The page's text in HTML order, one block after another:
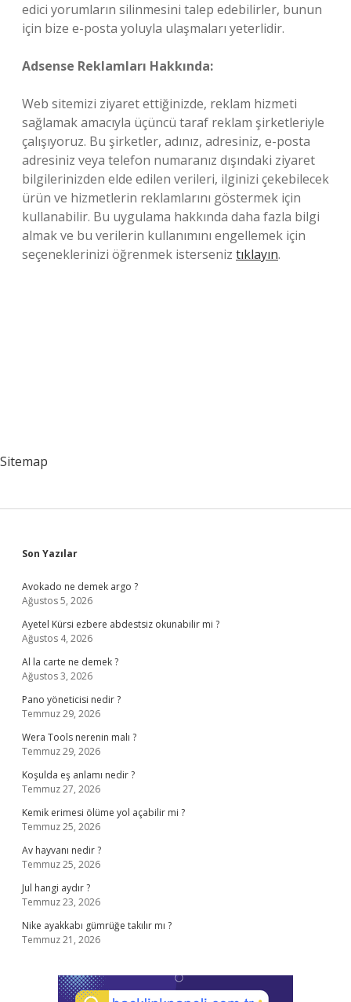
edici yorumların silinmesini talep edebilirler, bunun
için bize e-posta yoluyla ulaşmaları yeterlidir.
Adsense Reklamları Hakkında:
Web sitemizi ziyaret ettiğinizde, reklam hizmeti
sağlamak amacıyla üçüncü taraf reklam şirketleriyle
çalışıyoruz. Bu şirketler, adınız, adresiniz, e-posta
adresiniz veya telefon numaranız dışındaki ziyaret
bilgilerinizden elde edilen verileri, ilginizi çekebilecek
ürün ve hizmetlerin reklamlarını göstermek için
kullanabilir. Bu uygulama hakkında daha fazla bilgi
almak ve bu verilerin kullanımını engellemek için
seçeneklerinizi öğrenmek isterseniz tıklayın.
Sitemap
Sidebar
Son Yazılar
Avokado ne demek argo ?
Ağustos 5, 2026
Ayetel Kürsi ezbere abdestsiz okunabilir mi ?
Ağustos 4, 2026
Al la carte ne demek ?
Ağustos 3, 2026
Pano yöneticisi nedir ?
Temmuz 29, 2026
Wera Tools nerenin malı ?
Temmuz 29, 2026
Koşulda eş anlamı nedir ?
Temmuz 27, 2026
Kemik erimesi ölüme yol açabilir mi ?
Temmuz 25, 2026
Av hayvanı nedir ?
Temmuz 25, 2026
Jul hangi aydır ?
Temmuz 23, 2026
Nike ayakkabı gümrüğe takılır mı ?
Temmuz 21, 2026